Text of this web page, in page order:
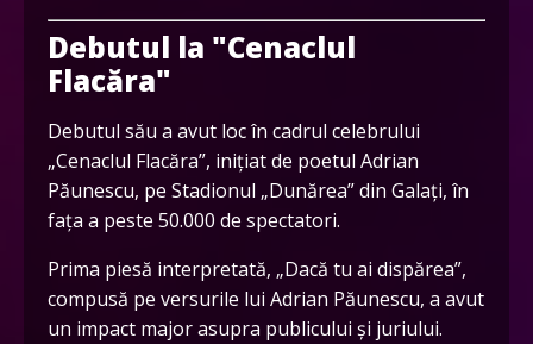
Debutul la "Cenaclul
Flacăra"
Debutul său a avut loc în cadrul celebrului
„Cenaclul Flacăra”, inițiat de poetul Adrian
Păunescu, pe Stadionul „Dunărea” din Galați, în
fața a peste 50.000 de spectatori.
Prima piesă interpretată, „Dacă tu ai dispărea”,
compusă pe versurile lui Adrian Păunescu, a avut
un impact major asupra publicului și juriului.